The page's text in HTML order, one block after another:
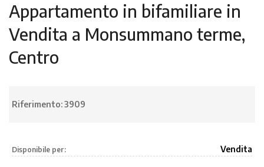
Appartamento in bifamiliare in
Vendita a Monsummano terme,
Centro
Riferimento:3909
Disponibile per: Vendita